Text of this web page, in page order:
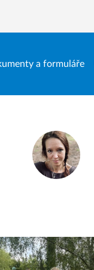
a formuláře